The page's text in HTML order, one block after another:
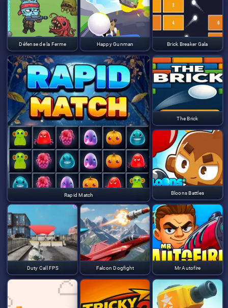
Défense de la Ferme Happy Gunman Brick Breaker Gala
Rapid Match
The Brick
Bloons Battles
Duty Call FPS Falcon Dogfight Mr Autofire